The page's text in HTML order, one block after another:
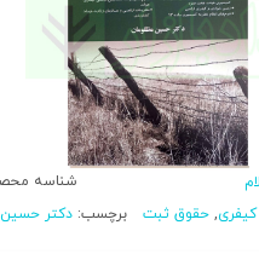
شناسه
, حقوق ثبت برچسب: دکتر